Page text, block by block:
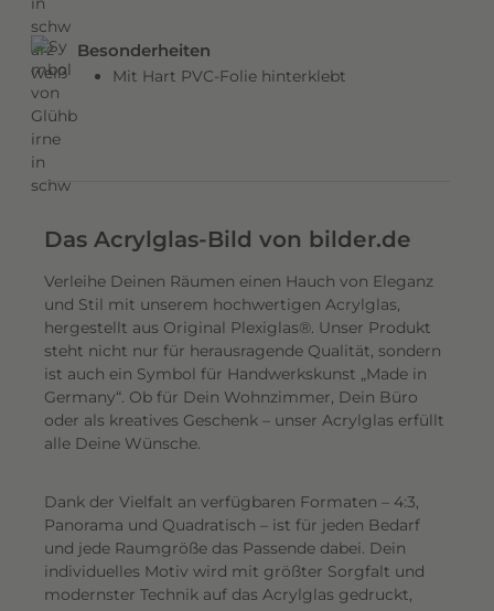
Besonderheiten
Mit Hart PVC-Folie hinterklebt
Das Acrylglas-Bild von bilder.de
Verleihe Deinen Räumen einen Hauch von Eleganz
und Stil mit unserem hochwertigen Acrylglas,
hergestellt aus Original Plexiglas®. Unser Produkt
steht nicht nur für herausragende Qualität, sondern
ist auch ein Symbol für Handwerkskunst „Made in
Germany“. Ob für Dein Wohnzimmer, Dein Büro
oder als kreatives Geschenk – unser Acrylglas erfüllt
alle Deine Wünsche.
Dank der Vielfalt an verfügbaren Formaten – 4:3,
Panorama und Quadratisch – ist für jeden Bedarf
und jede Raumgröße das Passende dabei. Dein
individuelles Motiv wird mit größter Sorgfalt und
modernster Technik auf das Acrylglas gedruckt,